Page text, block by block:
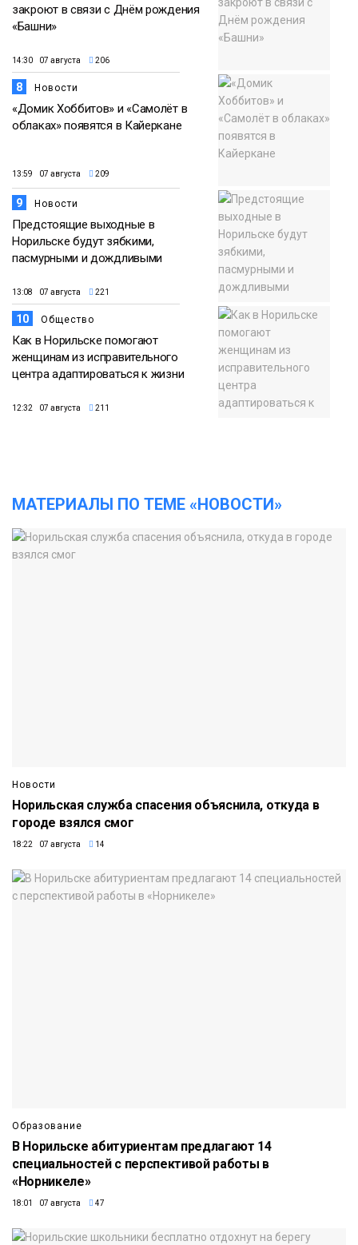
закроют в связи с Днём рождения
«Башни»
14:30 07 августа 206
8 Новости
«Домик Хоббитов» и «Самолёт в
облаках» появятся в Кайеркане
13:59 07 августа 209
9 Новости
Предстоящие выходные в
Норильске будут зябкими,
пасмурными и дождливыми
13:08 07 августа 221
10 Общество
Как в Норильске помогают
женщинам из исправительного
центра адаптироваться к жизни
12:32 07 августа 211
МАТЕРИАЛЫ ПО ТЕМЕ «НОВОСТИ»
Новости
Норильская служба спасения объяснила, откуда в
городе взялся смог
18:22 07 августа 14
Образование
В Норильске абитуриентам предлагают 14
специальностей с перспективой работы в
«Норникеле»
18:01 07 августа 47